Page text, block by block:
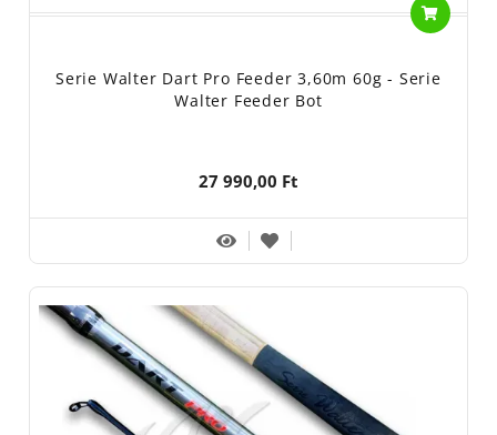
Serie Walter Dart Pro Feeder 3,60m 60g - Serie
Walter Feeder Bot
27 990,00 Ft